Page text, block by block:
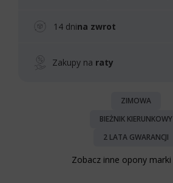
14 dnina zwrot
Zakupy na raty
ZIMOWA
BIEŻNIK KIERUNKOWY
2 LATA GWARANCJI
Zobacz inne opony marki